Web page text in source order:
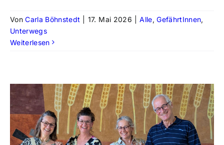
VonCarla Böhnstedt 17. Mai 2026 Alle,GefährtInnen,
Unterwegs
Weiterlesen